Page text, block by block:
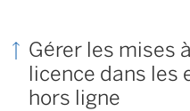
Gérer les mises
licence dans les
hors ligne